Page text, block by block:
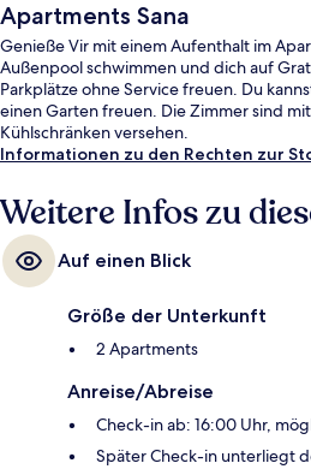
Apartments Sana
Genieße Vir mit einem Aufenthalt im
Außenpool schwimmen und dich auf
Parkplätze ohne Service freuen. Du
einen Garten freuen. Die Zimmer sind
Kühlschränken versehen.
Informationen zu den Rechten zur
Weitere Infos zu
Auf einen Blick
Größe der Unterkunft
2 Apartments
Anreise/Abreise
Check-in ab: 16:00 Uhr,
Später Check-in unterliegt